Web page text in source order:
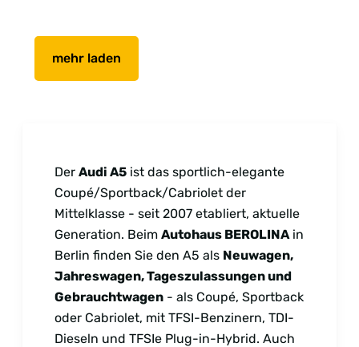
mehr laden
Der Audi A5 ist das sportlich-elegante
Coupé/Sportback/Cabriolet der
Mittelklasse - seit 2007 etabliert, aktuelle
Generation. Beim Autohaus BEROLINA in
Berlin finden Sie den A5 als Neuwagen,
Jahreswagen, Tageszulassungen und
Gebrauchtwagen - als Coupé, Sportback
oder Cabriolet, mit TFSI-Benzinern, TDI-
Dieseln und TFSIe Plug-in-Hybrid. Auch